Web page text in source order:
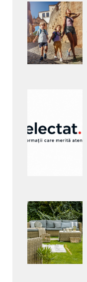
Adaugă
aici textul
pentru
subtitlu
subtitlu
Adaugă
aici textul
pentru
subtitlu